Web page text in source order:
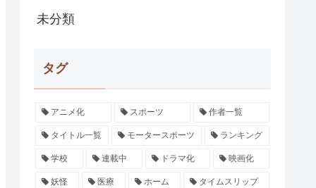
未分類
タグ
アニメ化 スポーツ 作者一覧
タイトル一覧 モータースポーツ ランキング
学校 連載中 ドラマ化 映画化
妖怪 医療 ホーム タイムスリップ